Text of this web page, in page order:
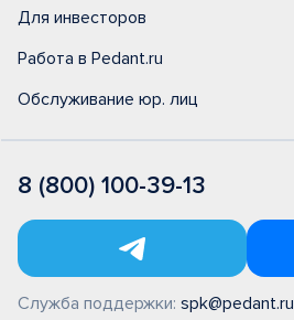
Для инвесторов
Работа в Pedant.ru
Обслуживание юр. лиц
8 (800) 100-39-13
Служба поддержки: spk@pedant.ru